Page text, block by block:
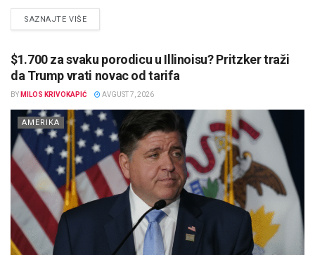
SAZNAJTE VIŠEDETAILS
$1.700 za svaku porodicu u Illinoisu? Pritzker traži
da Trump vrati novac od tarifa
BY MILOS KRIVOKAPIĆ AVGUST 7, 2026
AMERIKA